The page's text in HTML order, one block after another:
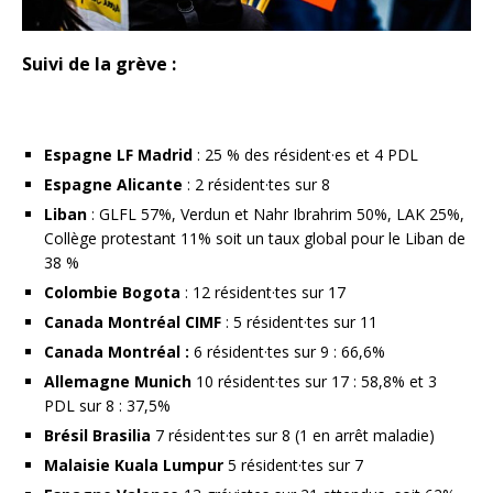
Suivi de la grève :
Espagne LF Madrid : 25 % des résident·es et 4 PDL
Espagne Alicante : 2 résident·tes sur 8
Liban : GLFL 57%, Verdun et Nahr Ibrahrim 50%, LAK 25%,
Collège protestant 11% soit un taux global pour le Liban de
38 %
Colombie Bogota : 12 résident·tes sur 17
Canada Montréal CIMF : 5 résident·tes sur 11
Canada Montréal : 6 résident·tes sur 9 : 66,6%
Allemagne Munich 10 résident·tes sur 17 : 58,8% et 3
PDL sur 8 : 37,5%
Brésil Brasilia 7 résident·tes sur 8 (1 en arrêt maladie)
Malaisie Kuala Lumpur 5 résident·tes sur 7